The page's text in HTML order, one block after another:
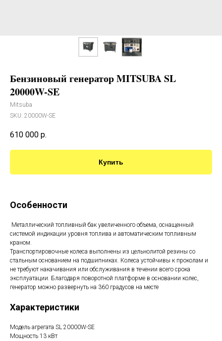
Бензиновый генератор MITSUBA SL
20000W-SE
Mitsuba
SKU: 20000W-SE
610 000 р.
Купить
Особенности
Металлический топливный бак увеличенного объема, оснащенный
системой индикации уровня топлива и автоматическим топливным
краном.
Транспортировочные колеса выполнены из цельнолитой резины со
стальным основанием на подшипниках. Колеса устойчивы к проколам и
не требуют накачивания или обслуживания в течении всего срока
эксплуатации. Благодаря поворотной платформе в основании колес,
генератор можно развернуть на 360 градусов на месте
Характеристики
Модель агрегата SL 20000W-SE
Мощность 13 кВт